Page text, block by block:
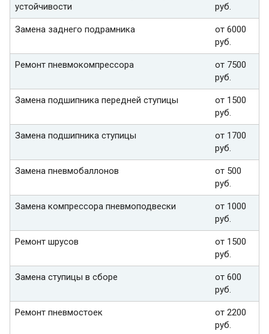
устойчивости
руб.
Замена заднего подрамника
от 6000
руб.
Ремонт пневмокомпрессора
от 7500
руб.
Замена подшипника передней ступицы
от 1500
руб.
Замена подшипника ступицы
от 1700
руб.
Замена пневмобаллонов
от 500
руб.
Замена компрессора пневмоподвески
от 1000
руб.
Ремонт шрусов
от 1500
руб.
Замена ступицы в сборе
от 600
руб.
Ремонт пневмостоек
от 2200
руб.